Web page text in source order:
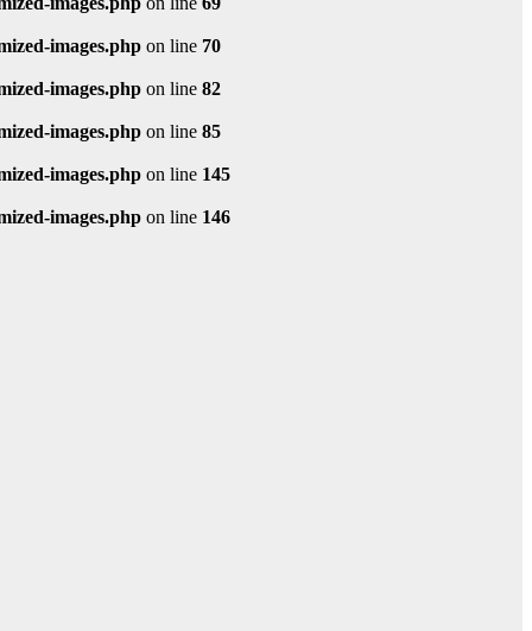
images.php on line 70
images.php on line 82
images.php on line 85
images.php on line 145
images.php on line 146